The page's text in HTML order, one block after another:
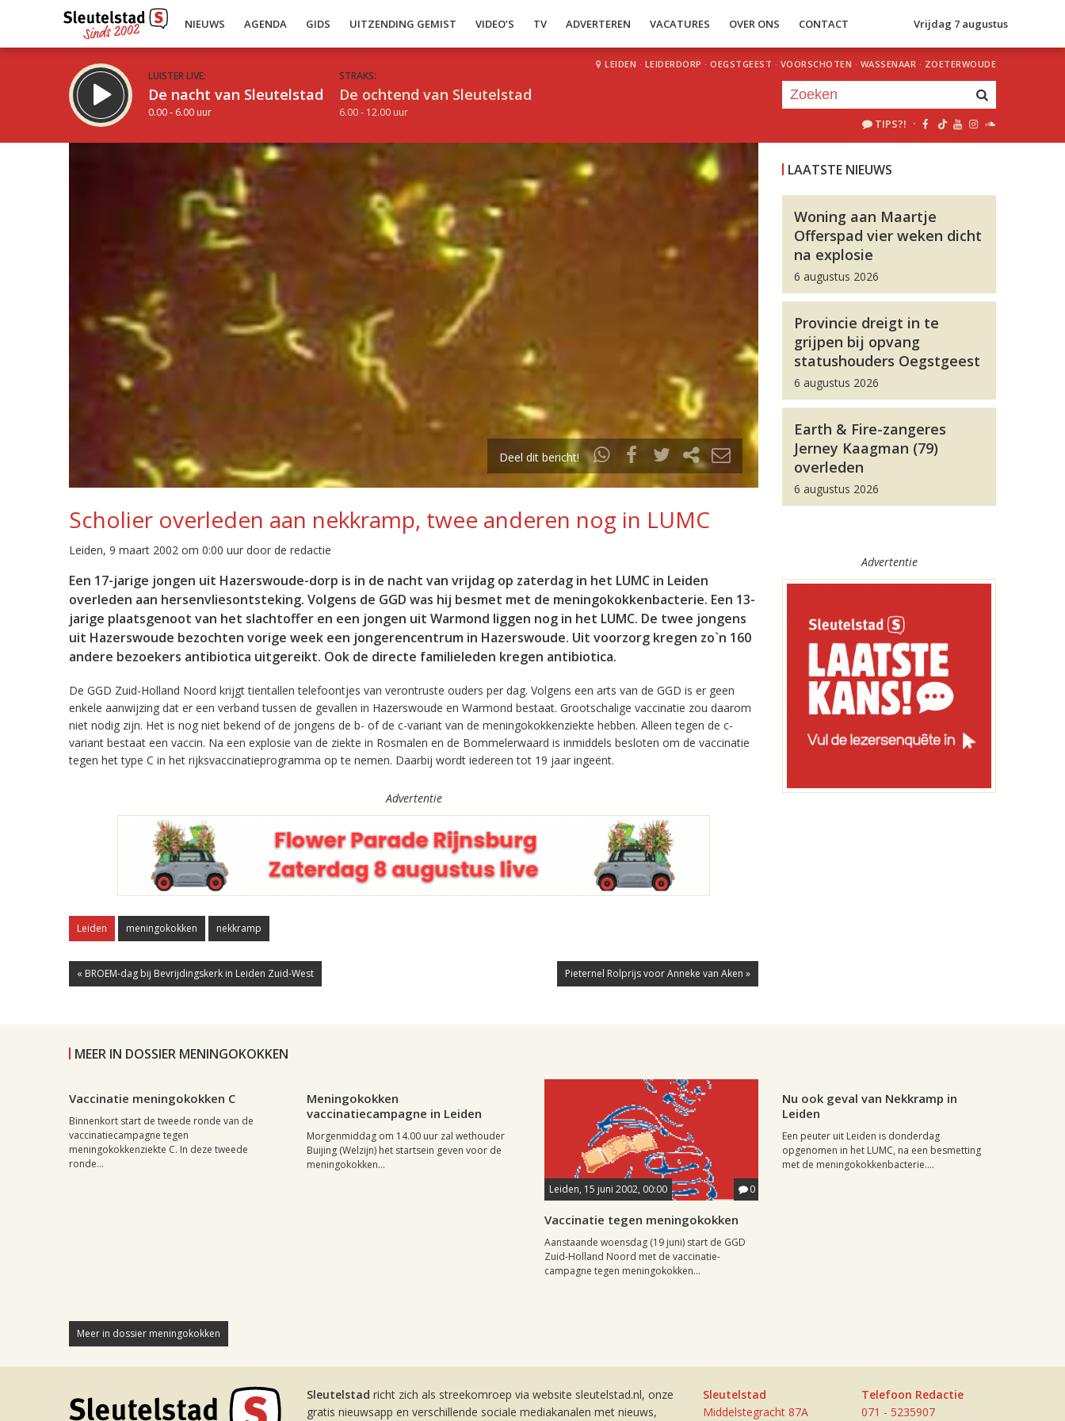
NIEUWS AGENDA GIDS UITZENDING GEMIST VIDEO’S TV ADVERTEREN VACATURES OVER ONS CONTACT Vrijdag 7 augustus
LUISTER LIVE:
De nacht van Sleutelstad
0.00 - 6.00 uur
STRAKS:
De ochtend van Sleutelstad
6.00 - 12.00 uur
LEIDEN · LEIDERDORP · OEGSTGEEST · VOORSCHOTEN · WASSENAAR · ZOETERWOUDE
TIPS?! ·
Deel dit bericht!
Scholier overleden aan nekkramp, twee anderen nog in LUMC
Leiden, 9 maart 2002 om 0:00 uur door de redactie
Een 17-jarige jongen uit Hazerswoude-dorp is in de nacht van vrijdag op zaterdag in het LUMC in Leiden
overleden aan hersenvliesontsteking. Volgens de GGD was hij besmet met de meningokokkenbacterie. Een 13-
jarige plaatsgenoot van het slachtoffer en een jongen uit Warmond liggen nog in het LUMC. De twee jongens
uit Hazerswoude bezochten vorige week een jongerencentrum in Hazerswoude. Uit voorzorg kregen zo`n 160
andere bezoekers antibiotica uitgereikt. Ook de directe familieleden kregen antibiotica.
De GGD Zuid-Holland Noord krijgt tientallen telefoontjes van verontruste ouders per dag. Volgens een arts van de GGD is er geen
enkele aanwijzing dat er een verband tussen de gevallen in Hazerswoude en Warmond bestaat. Grootschalige vaccinatie zou daarom
niet nodig zijn. Het is nog niet bekend of de jongens de b- of de c-variant van de meningokokkenziekte hebben. Alleen tegen de c-
variant bestaat een vaccin. Na een explosie van de ziekte in Rosmalen en de Bommelerwaard is inmiddels besloten om de vaccinatie
tegen het type C in het rijksvaccinatieprogramma op te nemen. Daarbij wordt iedereen tot 19 jaar ingeënt.
Advertentie
Leiden meningokokken nekkramp
« BROEM-dag bij Bevrijdingskerk in Leiden Zuid-West Pieternel Rolprijs voor Anneke van Aken »
LAATSTE NIEUWS
Woning aan Maartje
Offerspad vier weken dicht
na explosie
6 augustus 2026
Provincie dreigt in te
grijpen bij opvang
statushouders Oegstgeest
6 augustus 2026
Earth & Fire-zangeres
Jerney Kaagman (79)
overleden
6 augustus 2026
Advertentie
MEER IN DOSSIER MENINGOKOKKEN
Vaccinatie meningokokken C
Binnenkort start de tweede ronde van de
vaccinatiecampagne tegen
meningokokkenziekte C. In deze tweede
ronde...
Meningokokken
vaccinatiecampagne in Leiden
Morgenmiddag om 14.00 uur zal wethouder
Buijing (Welzijn) het startsein geven voor de
meningokokken...
Leiden, 15 juni 2002, 00:00
0
Vaccinatie tegen meningokokken
Aanstaande woensdag (19 juni) start de GGD
Zuid-Holland Noord met de vaccinatie-
campagne tegen meningokokken...
Nu ook geval van Nekkramp in
Leiden
Een peuter uit Leiden is donderdag
opgenomen in het LUMC, na een besmetting
met de meningokokkenbacterie....
Meer in dossier meningokokken
Sleutelstad richt zich als streekomroep via website sleutelstad.nl, onze
gratis nieuwsapp en verschillende sociale mediakanalen met nieuws,
Sleutelstad
Middelstegracht 87A
Telefoon Redactie
071 - 5235907